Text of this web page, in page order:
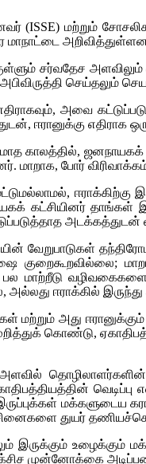
(ISSE) மற்றும்
மாநாட்டை
சர்வதேச
செய்தலும்
எதிராகவும், அவை
ஈரானுக்கு எதிராக
காலத்தில், ஜனநாயகக்
மாறாக, போர்
கட்சியினர் தாங்கள்
வேறுபாடுகள்
குறைகூறவில்லை;
பல மாற்றீடு
ஈராக்கில்
மற்றும் அது
கொண்டு,
வெடிப்பு
மக்களுடைய
துயர்
இருக்கும் உழைக்கும்
முன்னோக்கை